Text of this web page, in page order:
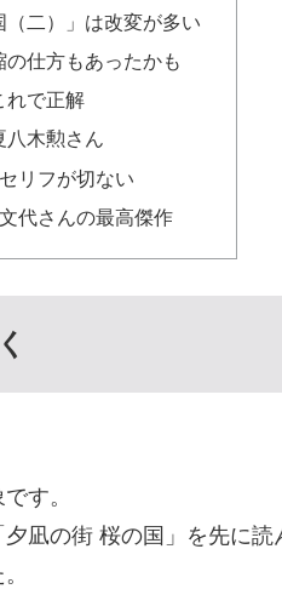
（二）」は改変が多い
の仕方もあったかも
れで正解
八木勲さん
リフが切ない
代さんの最高傑作
す。
凪の街 桜の国」を先に